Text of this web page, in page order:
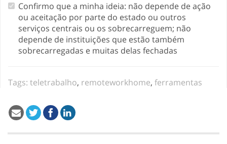
Confirmo que a minha ideia: não depende de ação
ou aceitação por parte do estado ou outros
serviços centrais ou os sobrecarreguem; não
depende de instituições que estão também
sobrecarregadas e muitas delas fechadas
Tags: teletrabalho, remoteworkhome, ferramentas